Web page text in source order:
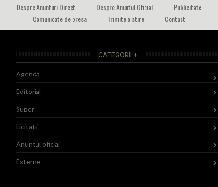
Despre Anunturi Direct
Despre Anuntul Oficial
Publicitate
Comunicate de presa
Trimite o stire Contact
CATEGORII +
Agenda
Editorial
Super
Licitatii
Anuntul oficial
Externe